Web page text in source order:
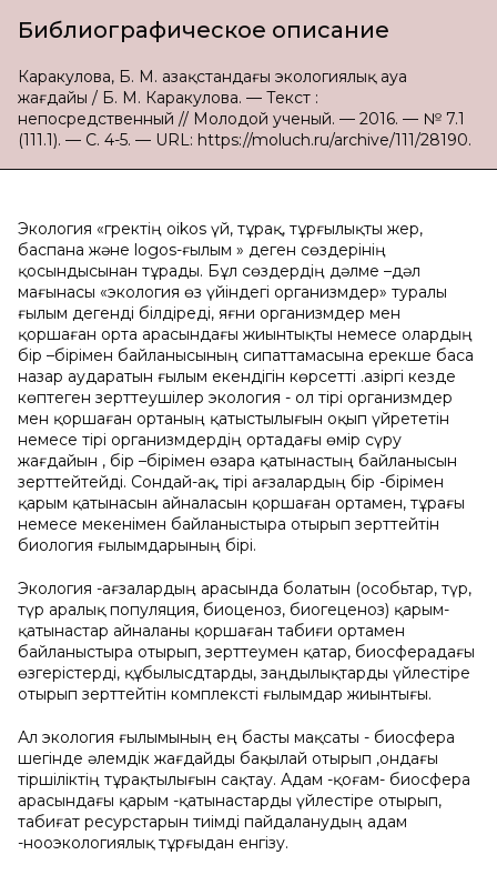
Библиографическое описание
Каракулова, Б. М. Қазақстандағы экологиялық ауа
жағдайы / Б. М. Каракулова. — Текст :
непосредственный // Молодой ученый. — 2016. — № 7.1
(111.1). — С. 4-5. — URL: https://moluch.ru/archive/111/28190.
Экология «гректің oikos үй, тұрақ, тұрғылықты жер,
баспана және logos-ғылым » деген сөздерінің
қосындысынан тұрады. Бұл сөздердің дәлме –дәл
мағынасы «экология өз үйіндегі организмдер» туралы
ғылым дегенді білдіреді, яғни организмдер мен
қоршаған орта арасындағы жиынтықты немесе олардың
бір –бірімен байланысының сипаттамасына ерекше баса
назар аударатын ғылым екендігін көрсетті .Қазіргі кезде
көптеген зерттеушілер экология - ол тірі организмдер
мен қоршаған ортаның қатыстылығын оқып үйрететін
немесе тірі организмдердің ортадағы өмір сүру
жағдайын , бір –бірімен өзара қатынастың байланысын
зерттейтейді. Сондай-ақ, тірі ағзалардың бір -бірімен
қарым қатынасын айналасын қоршаған ортамен, тұрағы
немесе мекенімен байланыстыра отырып зерттейтін
биология ғылымдарының бірі.
Экология -ағзалардың арасында болатын (особьтар, түр,
түр аралық популяция, биоценоз, биогеценоз) қарым-
қатынастар айналаны қоршаған табиғи ортамен
байланыстыра отырып, зерттеумен қатар, биосферадағы
өзгерістерді, құбылысдтарды, заңдылықтарды үйлестіре
отырып зерттейтін комплексті ғылымдар жиынтығы.
Ал экология ғылымының ең басты мақсаты - биосфера
шегінде әлемдік жағдайды бақылай отырып ,ондағы
тіршіліктің тұрақтылығын сақтау. Адам -қоғам- биосфера
арасындағы қарым -қатынастарды үйлестіре отырып,
табиғат ресурстарын тиімді пайдаланудың адам
-нооэкологиялық тұрғыдан енгізу.